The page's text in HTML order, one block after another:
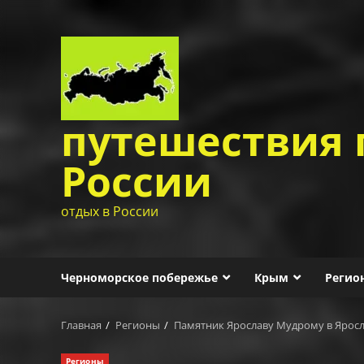
путешествия
России
отдых в России
Черноморское побережье Крым
Главная Регионы Памятник Ярославу Мудрому в
Регионы